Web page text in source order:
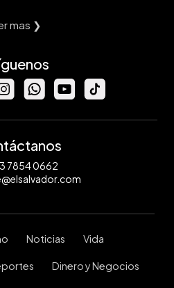
mas ❯
7854 0662
Noticias Vida
Dinero y Negocios